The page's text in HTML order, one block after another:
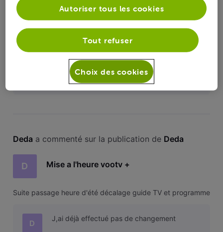
Mise a l'heure vootv +
Suite passage heure d'été décalage guide TV et programme
Tout les appareils sont sous Android 11
Smartphones Motorola G9 G22 Tv Thomson
Tv salora Tablette Lenovo
Deda a commenté sur la publication de Deda
D Mise a l'heure vootv +
Suite passage heure d'été décalage guide TV et programme
D
J,ai déjà effectué pas de changement
Tout refuser
Autoriser tous les cookies
Choix des cookies